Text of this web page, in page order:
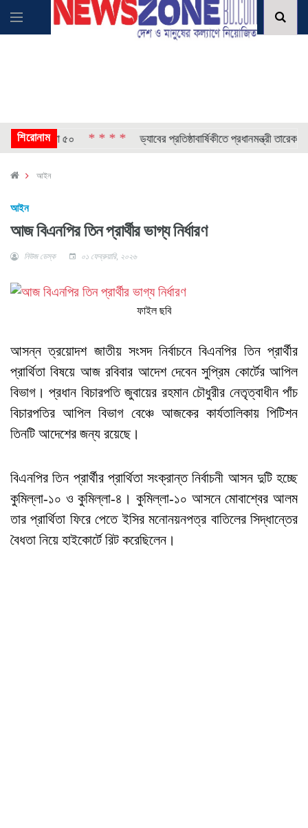
শিরোনাম
মামলা ৫০ * * * * ড্যাবের প্রতিষ্ঠাবার্ষিকীতে প্রধানমন্ত্রী তারেক রহমান
আইন
আইন
আজ বিএনপির তিন প্রার্থীর ভাগ্য নির্ধারণ
নিউজ ডেস্ক ০১ ফেব্রুয়ারি, ২০২৬
ফাইল ছবি
আসন্ন ত্রয়োদশ জাতীয় সংসদ নির্বাচনে বিএনপির তিন প্রার্থীর
প্রার্থিতা বিষয়ে আজ রবিবার আদেশ দেবেন সুপ্রিম কোর্টের আপিল
বিভাগ। প্রধান বিচারপতি জুবায়ের রহমান চৌধুরীর নেতৃত্বাধীন পাঁচ
বিচারপতির আপিল বিভাগ বেঞ্চে আজকের কার্যতালিকায় পিটিশন
তিনটি আদেশের জন্য রয়েছে।
বিএনপির তিন প্রার্থীর প্রার্থিতা সংক্রান্ত নির্বাচনী আসন দুটি হচ্ছে
কুমিল্লা-১০ ও কুমিল্লা-৪। কুমিল্লা-১০ আসনে মোবাশ্বের আলম
তার প্রার্থিতা ফিরে পেতে ইসির মনোনয়নপত্র বাতিলের সিদ্ধান্তের
বৈধতা নিয়ে হাইকোর্টে রিট করেছিলেন।